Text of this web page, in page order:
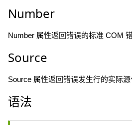
Number
Number 属性返回错误的标准 COM 错
Source
Source 属性返回错误发生行的实际源
语法